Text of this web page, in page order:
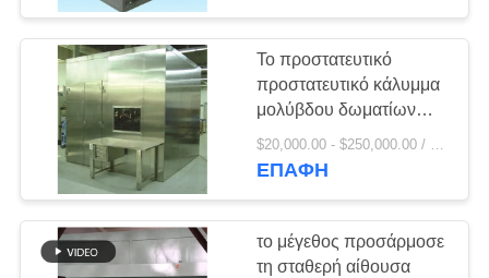
ΜΕ
ΕΙΔΉΣΕΙΣ
ΠΕΡΙΠΤΏΣΕΙΣ
SITEMAP
Το προστατευτικό
προστατευτικό κάλυμμα
μολύβδου δωματίων
ακτίνας X ακτινοβολίας
για το μέγεθος
ΕΠΑΦΉ
το μέγεθος προσάρμοσε
τη σταθερή αίθουσα